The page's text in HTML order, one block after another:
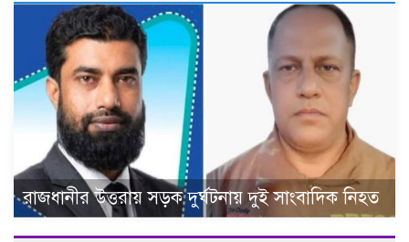
রাজধানীর উত্তরায় সড়ক দুর্ঘটনায় দুই সাংবাদিক নিহত